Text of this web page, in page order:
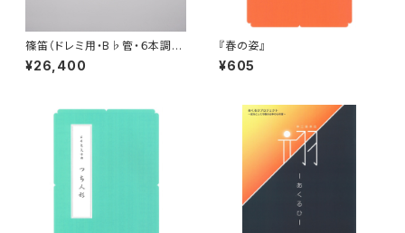
篠笛（ドレミ用・B♭管・６本調
子）
¥26,400
『春の姿』
¥605